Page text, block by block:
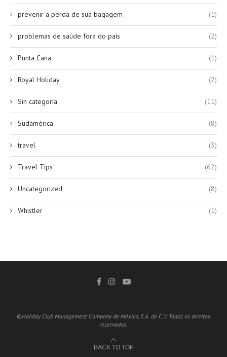
prevenir a perda de sua bagagem (1)
problemas de saúde fora do país (2)
Punta Cana (1)
Royal Holiday (2)
Sin categoría (11)
Sudamérica (8)
travel (3)
Travel Tips (62)
Uncategorized (8)
Whistler (1)
©Holiday Club Management Company de México, S.A. de C.V. Todos os direitos
reservados.
BACK TO TOP